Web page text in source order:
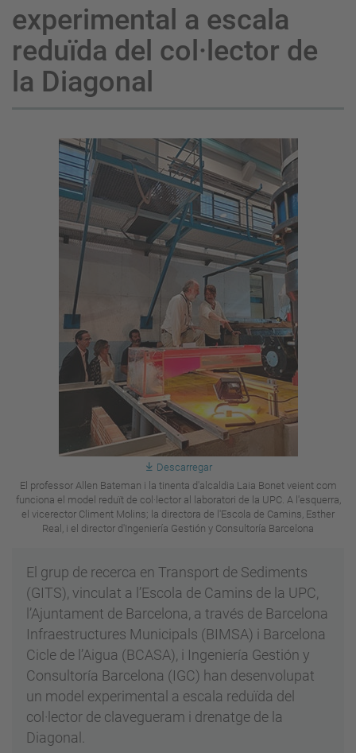
experimental a escala
reduïda del col·lector de
la Diagonal
Descarregar
El professor Allen Bateman i la tinenta d'alcaldia Laia Bonet veient com
funciona el model reduït de col·lector al laboratori de la UPC. A l'esquerra,
el vicerector Climent Molins; la directora de l'Escola de Camins, Esther
Real, i el director d'Ingeniería Gestión y Consultoría Barcelona
El grup de recerca en Transport de Sediments
(GITS), vinculat a l’Escola de Camins de la UPC,
l’Ajuntament de Barcelona, a través de Barcelona
Infraestructures Municipals (BIMSA) i Barcelona
Cicle de l’Aigua (BCASA), i Ingeniería Gestión y
Consultoría Barcelona (IGC) han desenvolupat
un model experimental a escala reduïda del
col·lector de clavegueram i drenatge de la
Diagonal.